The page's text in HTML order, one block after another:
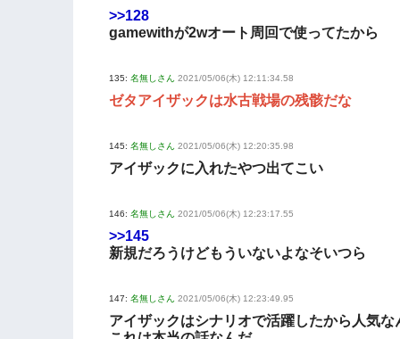
>>128
gamewithが2wオート周回で使ってたから
135: 名無しさん 2021/05/06(木) 12:11:34.58
ゼタアイザックは水古戦場の残骸だな
145: 名無しさん 2021/05/06(木) 12:20:35.98
アイザックに入れたやつ出てこい
146: 名無しさん 2021/05/06(木) 12:23:17.55
>>145
新規だろうけどもういないよなそいつら
147: 名無しさん 2021/05/06(木) 12:23:49.95
アイザックはシナリオで活躍したから人気な